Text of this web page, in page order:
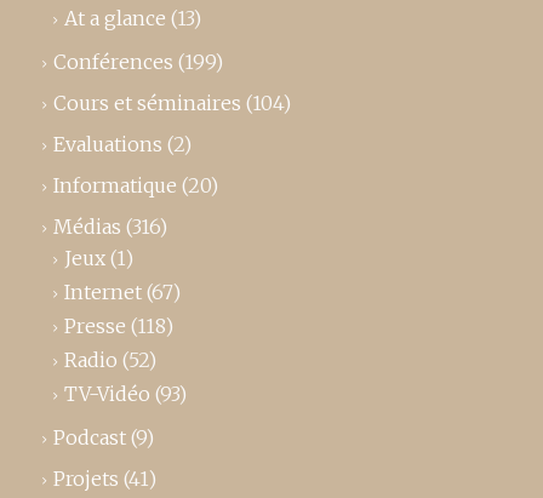
At a glance (13)
Conférences (199)
Cours et séminaires (104)
Evaluations (2)
Informatique (20)
Médias (316)
Jeux (1)
Internet (67)
Presse (118)
Radio (52)
TV-Vidéo (93)
Podcast (9)
Projets (41)